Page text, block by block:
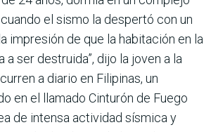
el sismo la despertó con un
impresión de que la habitación en la
a ser destruida”, dijo la joven a la
a diario en Filipinas, un
en el llamado Cinturón de Fuego
de intensa actividad sísmica y